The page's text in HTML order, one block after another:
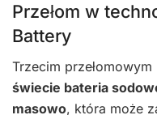
Przełom w
Battery
Trzecim
świecie bateria
masowo, która może